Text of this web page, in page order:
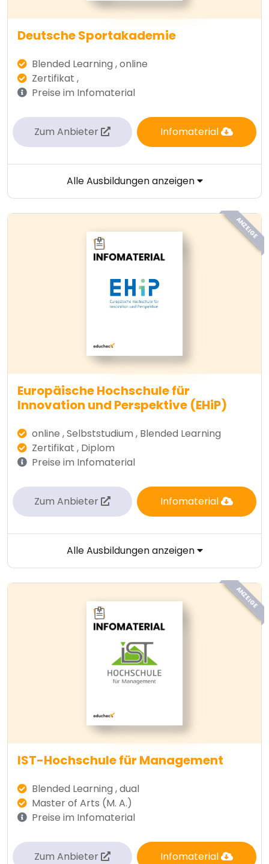
Deutsche Sportakademie
Blended Learning , online
Zertifikat ,
Preise im Infomaterial
Zum Anbieter Infomaterial
Alle Ausbildungen anzeigen
ANZEIGE
Europäische Hochschule für
Innovation und Perspektive (EHiP)
online , Selbststudium , Blended Learning
Zertifikat , Diplom
Preise im Infomaterial
Zum Anbieter Infomaterial
Alle Ausbildungen anzeigen
ANZEIGE
IST-Hochschule für Management
Blended Learning , dual
Master of Arts (M. A.)
Preise im Infomaterial
Zum Anbieter Infomaterial